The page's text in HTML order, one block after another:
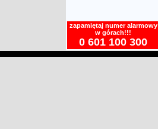
zapamiętaj numer alarmowy
w górach!!!
0 601 100 300